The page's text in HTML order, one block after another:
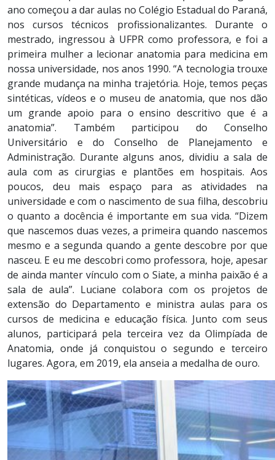
ano começou a dar aulas no Colégio Estadual do Paraná,
nos cursos técnicos profissionalizantes. Durante o
mestrado, ingressou à UFPR como professora, e foi a
primeira mulher a lecionar anatomia para medicina em
nossa universidade, nos anos 1990. “A tecnologia trouxe
grande mudança na minha trajetória. Hoje, temos peças
sintéticas, vídeos e o museu de anatomia, que nos dão
um grande apoio para o ensino descritivo que é a
anatomia”. Também participou do Conselho
Universitário e do Conselho de Planejamento e
Administração. Durante alguns anos, dividiu a sala de
aula com as cirurgias e plantões em hospitais. Aos
poucos, deu mais espaço para as atividades na
universidade e com o nascimento de sua filha, descobriu
o quanto a docência é importante em sua vida. “Dizem
que nascemos duas vezes, a primeira quando nascemos
mesmo e a segunda quando a gente descobre por que
nasceu. E eu me descobri como professora, hoje, apesar
de ainda manter vínculo com o Siate, a minha paixão é a
sala de aula”. Luciane colabora com os projetos de
extensão do Departamento e ministra aulas para os
cursos de medicina e educação física. Junto com seus
alunos, participará pela terceira vez da Olimpíada de
Anatomia, onde já conquistou o segundo e terceiro
lugares. Agora, em 2019, ela anseia a medalha de ouro.